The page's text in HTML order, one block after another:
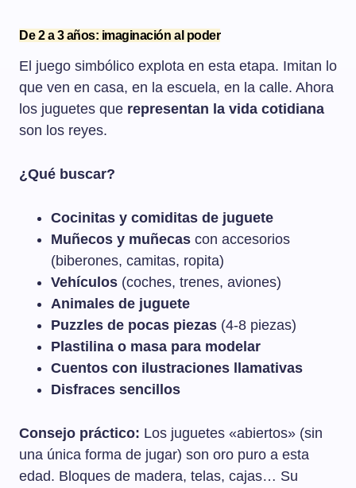
De 2 a 3 años: imaginación al poder
El juego simbólico explota en esta etapa. Imitan lo
que ven en casa, en la escuela, en la calle. Ahora
los juguetes que representan la vida cotidiana
son los reyes.
¿Qué buscar?
Cocinitas y comiditas de juguete
Muñecos y muñecas con accesorios
(biberones, camitas, ropita)
Vehículos (coches, trenes, aviones)
Animales de juguete
Puzzles de pocas piezas (4-8 piezas)
Plastilina o masa para modelar
Cuentos con ilustraciones llamativas
Disfraces sencillos
Consejo práctico: Los juguetes «abiertos» (sin
una única forma de jugar) son oro puro a esta
edad. Bloques de madera, telas, cajas… Su